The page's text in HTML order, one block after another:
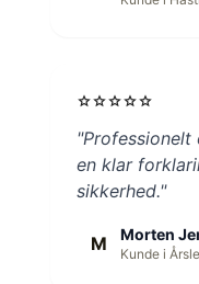
starstarstarstarstar
en klar
sikkerhed."
M Morten
Kunde i